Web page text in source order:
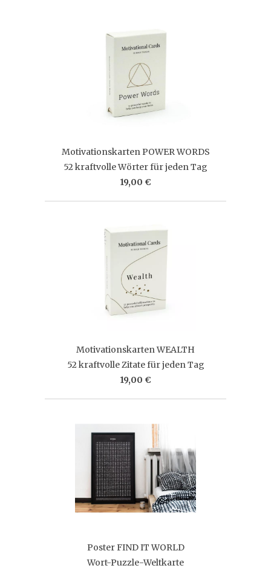
Motivationskarten POWER WORDS
52 kraftvolle Wörter für jeden Tag
19,00 €
Motivationskarten WEALTH
52 kraftvolle Zitate für jeden Tag
19,00 €
Poster FIND IT WORLD
Wort-Puzzle-Weltkarte